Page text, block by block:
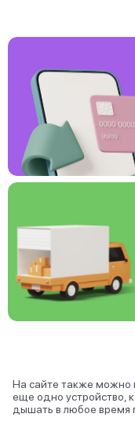
На сайте также можно
еще одно устройство,
дышать в любое время